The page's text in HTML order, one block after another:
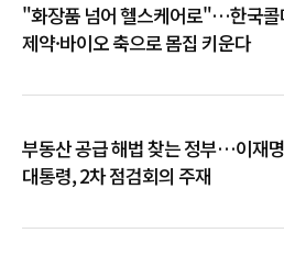
"화장품 넘어 헬스케어로"…한국콜
제약·바이오 축으로 몸집 키운다
부동산 공급 해법 찾는 정부…이재명
대통령, 2차 점검회의 주재